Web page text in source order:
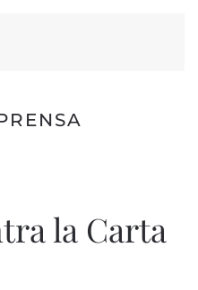
la Carta